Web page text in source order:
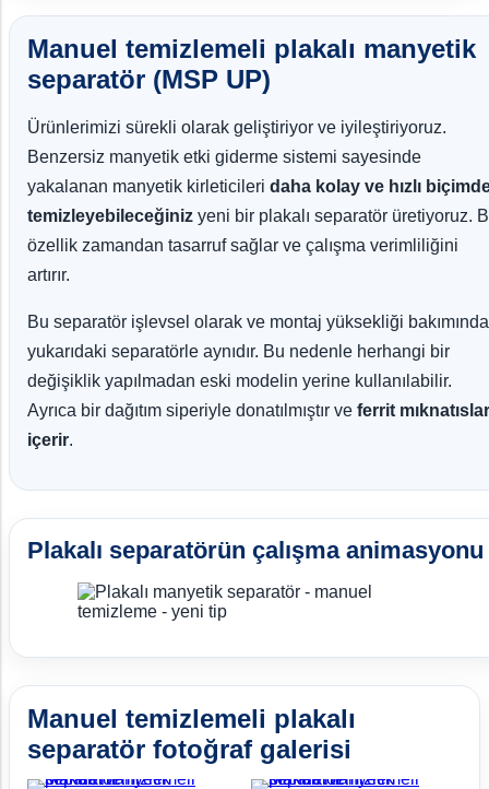
Manuel temizlemeli plakalı manyetik
separatör (MSP UP)
Ürünlerimizi sürekli olarak geliştiriyor ve iyileştiriyoruz.
Benzersiz manyetik etki giderme sistemi sayesinde
yakalanan manyetik kirleticileri daha kolay ve hızlı
temizleyebileceğiniz yeni bir plakalı separatör üretiyoruz.
özellik zamandan tasarruf sağlar ve çalışma verimliliğini
artırır.
Bu separatör işlevsel olarak ve montaj yüksekliği
yukarıdaki separatörle aynıdır. Bu nedenle herhangi bir
değişiklik yapılmadan eski modelin yerine kullanılabilir.
Ayrıca bir dağıtım siperiyle donatılmıştır ve ferrit mıknatıslar
içerir.
Plakalı separatörün çalışma animasyonu
Manuel temizlemeli plakalı
separatör fotoğraf galerisi